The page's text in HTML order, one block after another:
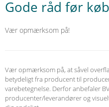
Gode råd før
Vær opmærksom på!
Vær opmærksom på, at såvel
betydeligt fra producent til
varebetegnelse. Derfor anbefaler
producenter/leverandører og